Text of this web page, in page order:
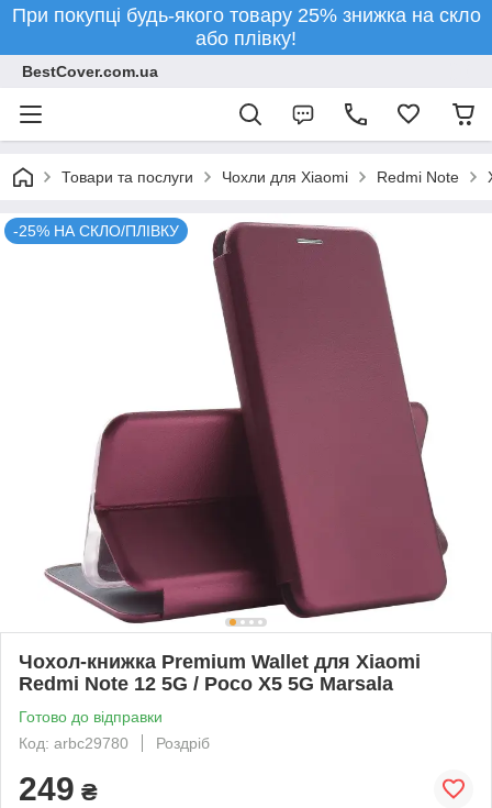
При покупці будь-якого товару 25% знижка на скло
або плівку!
BestCover.com.ua
Товари та послуги Чохли для Xiaomi Redmi Note
-25% НА СКЛО/ПЛІВКУ
Чохол-книжка Premium Wallet для Xiaomi
Redmi Note 12 5G / Poco X5 5G Marsala
Готово до відправки
Код: arbc29780
Роздріб
249 ₴